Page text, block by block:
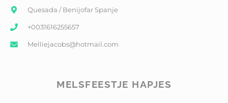
Quesada / Benijofar Spanje
+0031616255657
Melliejacobs@hotmail.com
MELSFEESTJE HAPJES